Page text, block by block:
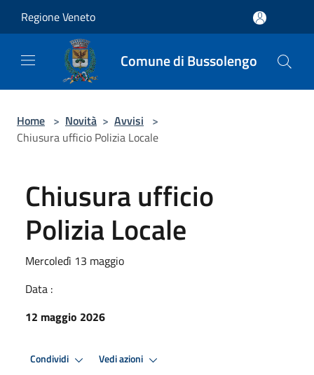
Regione Veneto
Comune di Bussolengo
Home > Novità > Avvisi >
Chiusura ufficio Polizia Locale
Chiusura ufficio
Polizia Locale
Mercoledì 13 maggio
Data :
12 maggio 2026
Condividi Vedi azioni